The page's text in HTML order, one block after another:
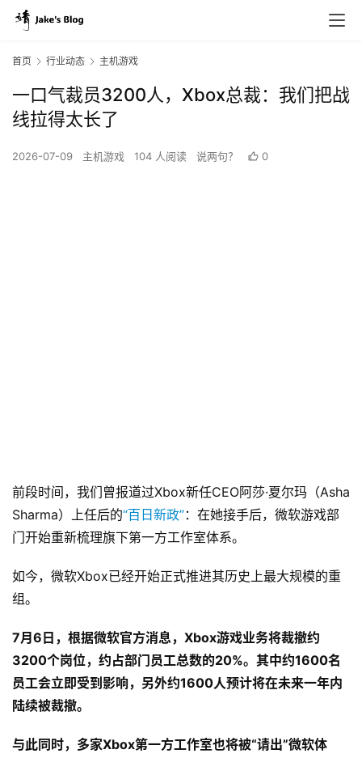
首页 行业动态 主机游戏
一口气裁员3200人，Xbox总裁：我们把战
线拉得太长了
2026-07-09 主机游戏 104 人阅读 说两句？ 0
前段时间，我们曾报道过Xbox新任CEO阿莎·夏尔玛（Asha
Sharma）上任后的“百日新政”：在她接手后，微软游戏部
门开始重新梳理旗下第一方工作室体系。
如今，微软Xbox已经开始正式推进其历史上最大规模的重
组。
7月6日，根据微软官方消息，Xbox游戏业务将裁撤约
3200个岗位，约占部门员工总数的20%。其中约1600名
员工会立即受到影响，另外约1600人预计将在未来一年内
陆续被裁撤。
与此同时，多家Xbox第一方工作室也将被“请出”微软体